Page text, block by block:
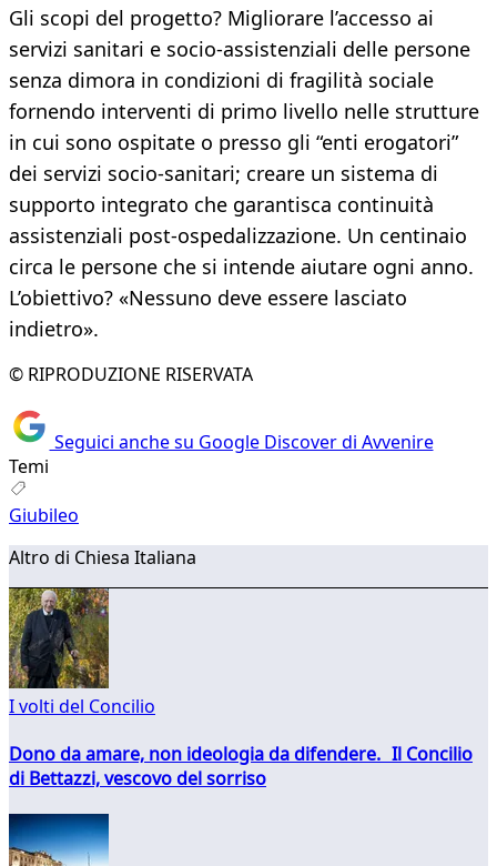
Gli scopi del progetto? Migliorare l’accesso ai
servizi sanitari e socio-assistenziali delle persone
senza dimora in condizioni di fragilità sociale
fornendo interventi di primo livello nelle strutture
in cui sono ospitate o presso gli “enti erogatori”
dei servizi socio-sanitari; creare un sistema di
supporto integrato che garantisca continuità
assistenziali post-ospedalizzazione. Un centinaio
circa le persone che si intende aiutare ogni anno.
L’obiettivo? «Nessuno deve essere lasciato
indietro».
© RIPRODUZIONE RISERVATA
Seguici anche su Google Discover di Avvenire
Temi
Giubileo
Altro di Chiesa Italiana
I volti del Concilio
Dono da amare, non ideologia da difendere. Il Concilio
di Bettazzi, vescovo del sorriso